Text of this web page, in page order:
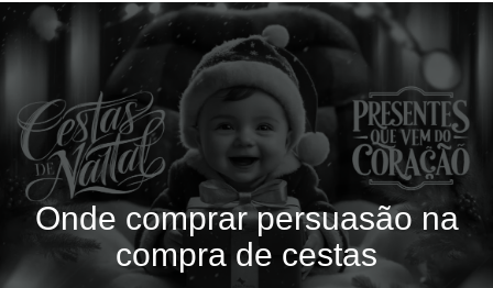
Onde comprar persuasão na
compra de cestas